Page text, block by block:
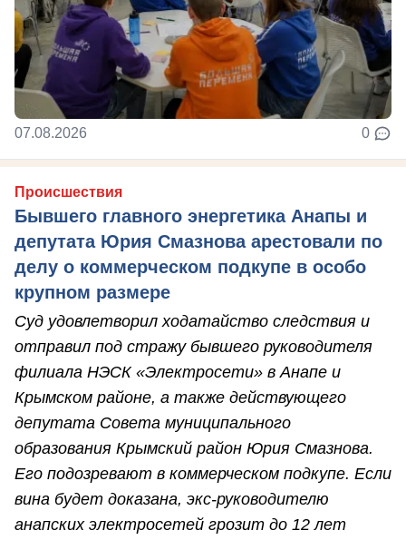
07.08.2026 0
Происшествия
Бывшего главного энергетика Анапы и
депутата Юрия Смазнова арестовали по
делу о коммерческом подкупе в особо
крупном размере
Суд удовлетворил ходатайство следствия и
отправил под стражу бывшего руководителя
филиала НЭСК «Электросети» в Анапе и
Крымском районе, а также действующего
депутата Совета муниципального
образования Крымский район Юрия Смазнова.
Его подозревают в коммерческом подкупе. Если
вина будет доказана, экс-руководителю
анапских электросетей грозит до 12 лет